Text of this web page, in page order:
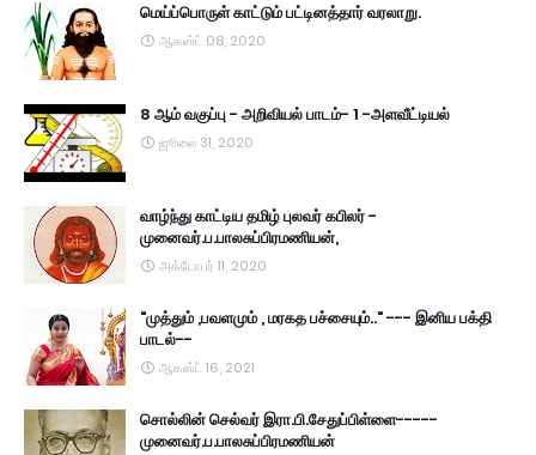
மெய்ப்பொருள் காட்டும் பட்டினத்தார் வரலாறு.
ஆகஸ்ட் 08, 2020
8 ஆம் வகுப்பு - அறிவியல் பாடம்- 1 -அளவீட்டியல்
ஜூலை 31, 2020
வாழ்ந்து காட்டிய தமிழ் புலவர் கபிலர் -
முனைவர்.ப.பாலசுப்பிரமணியன்,
அக்டோபர் 11, 2020
"முத்தும் ,பவளமும் , மரகத பச்சையும்.." --- இனிய பக்தி
பாடல்--
ஆகஸ்ட் 16, 2021
சொல்லின் செல்வர் இரா.பி.சேதுப்பிள்ளை-----
முனைவர்.ப.பாலசுப்பிரமணியன்